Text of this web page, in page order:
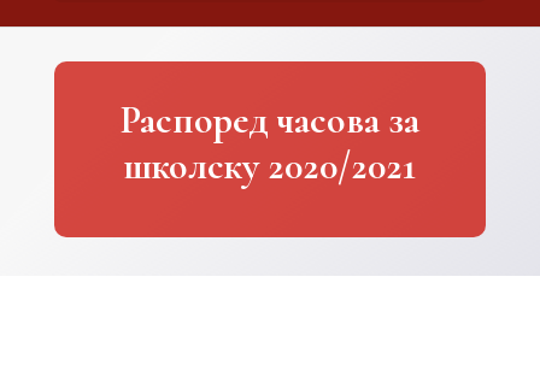
Распоред часова за
школску 2020/2021